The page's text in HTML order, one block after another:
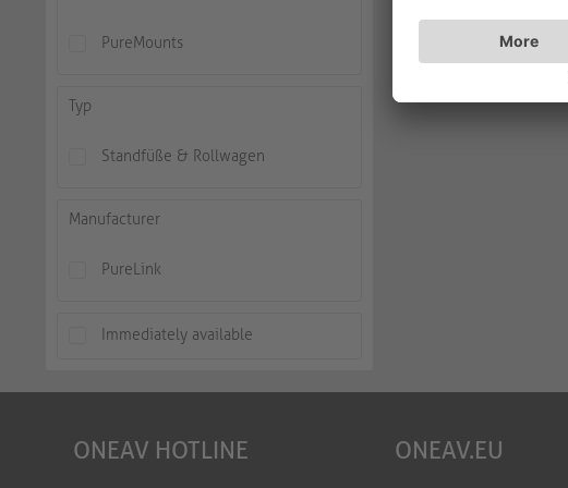
PureMounts
Typ
Standfüße & Rollwagen
Manufacturer
PureLink
Immediately available
ONEAV HOTLINE ONEAV.EU